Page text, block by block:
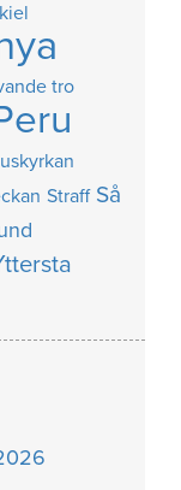
tro
Straff Så